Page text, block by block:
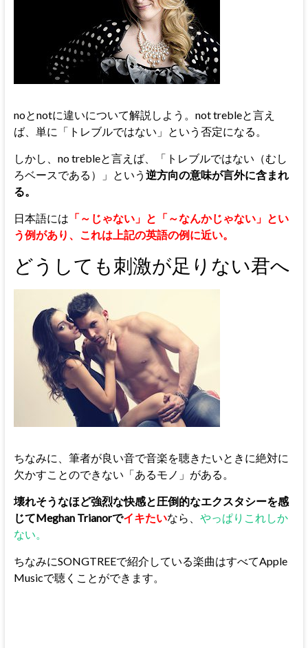
noとnotに違いについて解説しよう。not trebleと言え
ば、単に「トレブルではない」という否定になる。
しかし、no trebleと言えば、「トレブルではない（むし
ろベースである）」という 逆方向の意味が言外に含まれ
る。
日本語には 「～じゃない」と「～なんかじゃない」とい
う例があり、これは上記の英語の例に近い。
どうしても刺激が足りない君へ
ちなみに、筆者が良い音で音楽を聴きたいときに絶対に
欠かすことのできない「あるモノ」がある。
壊れそうなほど強烈な快感と圧倒的なエクスタシーを感
じてMeghan Trianorでイキたいなら、 やっぱりこれしか
ない。
ちなみにSONGTREEで紹介している楽曲はすべてApple
Musicで聴くことができます。